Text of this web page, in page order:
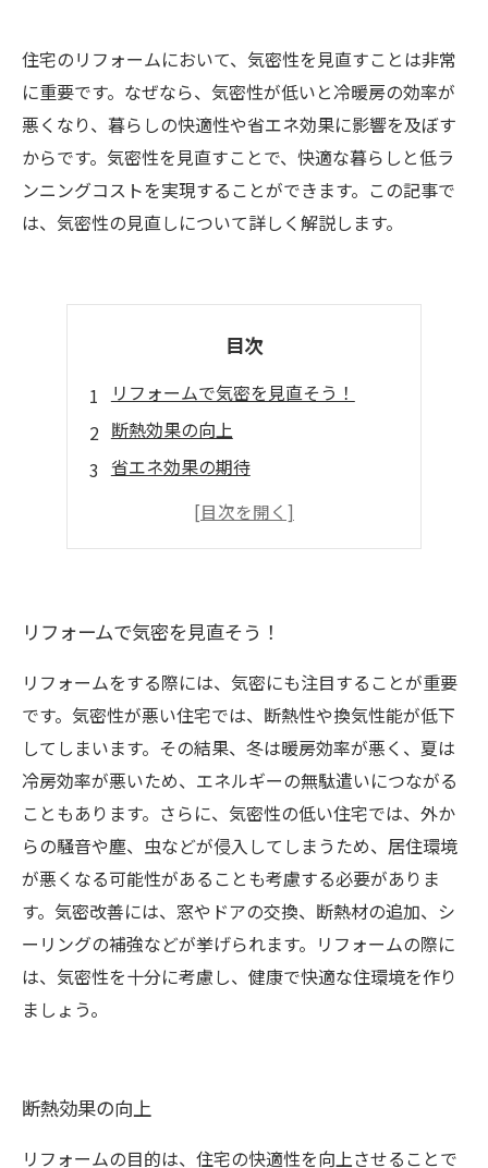
住宅のリフォームにおいて、気密性を見直すことは非常
に重要です。なぜなら、気密性が低いと冷暖房の効率が
悪くなり、暮らしの快適性や省エネ効果に影響を及ぼす
からです。気密性を見直すことで、快適な暮らしと低ラ
ンニングコストを実現することができます。この記事で
は、気密性の見直しについて詳しく解説します。
目次
リフォームで気密を見直そう！
断熱効果の向上
省エネ効果の期待
湿気やカビの防止
リフォームで気密を見直そう！
リフォームをする際には、気密にも注目することが重要
です。気密性が悪い住宅では、断熱性や換気性能が低下
してしまいます。その結果、冬は暖房効率が悪く、夏は
冷房効率が悪いため、エネルギーの無駄遣いにつながる
こともあります。さらに、気密性の低い住宅では、外か
らの騒音や塵、虫などが侵入してしまうため、居住環境
が悪くなる可能性があることも考慮する必要がありま
す。気密改善には、窓やドアの交換、断熱材の追加、シ
ーリングの補強などが挙げられます。リフォームの際に
は、気密性を十分に考慮し、健康で快適な住環境を作り
ましょう。
断熱効果の向上
リフォームの目的は、住宅の快適性を向上させることで